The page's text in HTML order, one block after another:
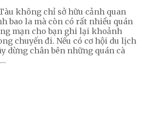
không chỉ sở hữu cảnh quan
bao la mà còn có rất nhiều quán
mạn cho bạn ghi lại khoảnh
chuyến đi. Nếu có cơ hội du lịch
dừng chân bên những quán cà